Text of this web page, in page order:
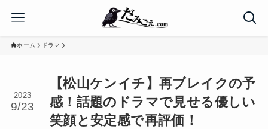
ホーム ドラマ
【松山ケンイチ】再ブレイクの予
感！話題のドラマで見せる優しい
笑顔と安定感で再評価！
2023
9/23